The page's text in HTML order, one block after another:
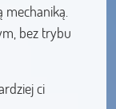
bez trybu
ci